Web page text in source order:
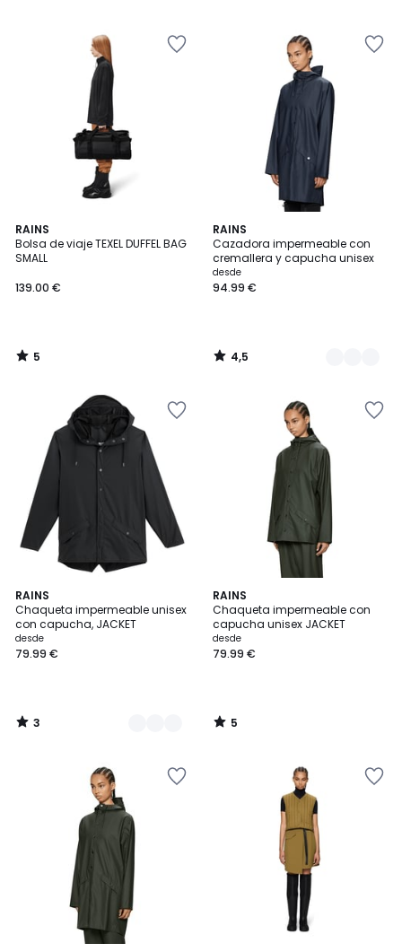
RAINS
Bolsa de viaje TEXEL DUFFEL BAG
SMALL
139.00 €
5
/
5
5
/
RAINS
Cazadora impermeable con
cremallera y capucha unisex
desde
94.99 €
4,5
/ 5
3
Colores
4,5
/
RAINS
Chaqueta impermeable unisex
con capucha, JACKET
desde
79.99 €
3
/
5
4
Colores
3
/
RAINS
Chaqueta impermeable con
capucha unisex JACKET
desde
79.99 €
5
/
5
5
/